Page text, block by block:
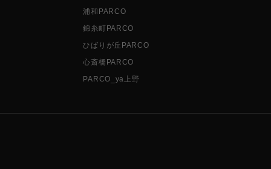
浦和PARCO
錦糸町PARCO
ひばりが丘PARCO
心斎橋PARCO
PARCO_ya上野